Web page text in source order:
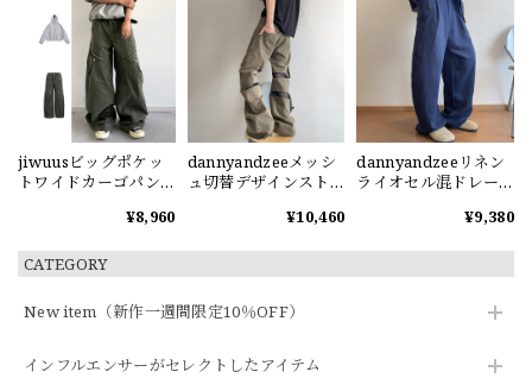
CATEGORY
New item（新作一週間限定10％OFF）
インフルエンサーがセレクトしたアイテム
jiwuusビッグポケッ
トワイドカーゴパン
¥8,960
dannyandzeeメッシ
ュ切替デザインスト
¥10,460
dannyandzeeリネン
ライオセル混ドレー
¥9,380